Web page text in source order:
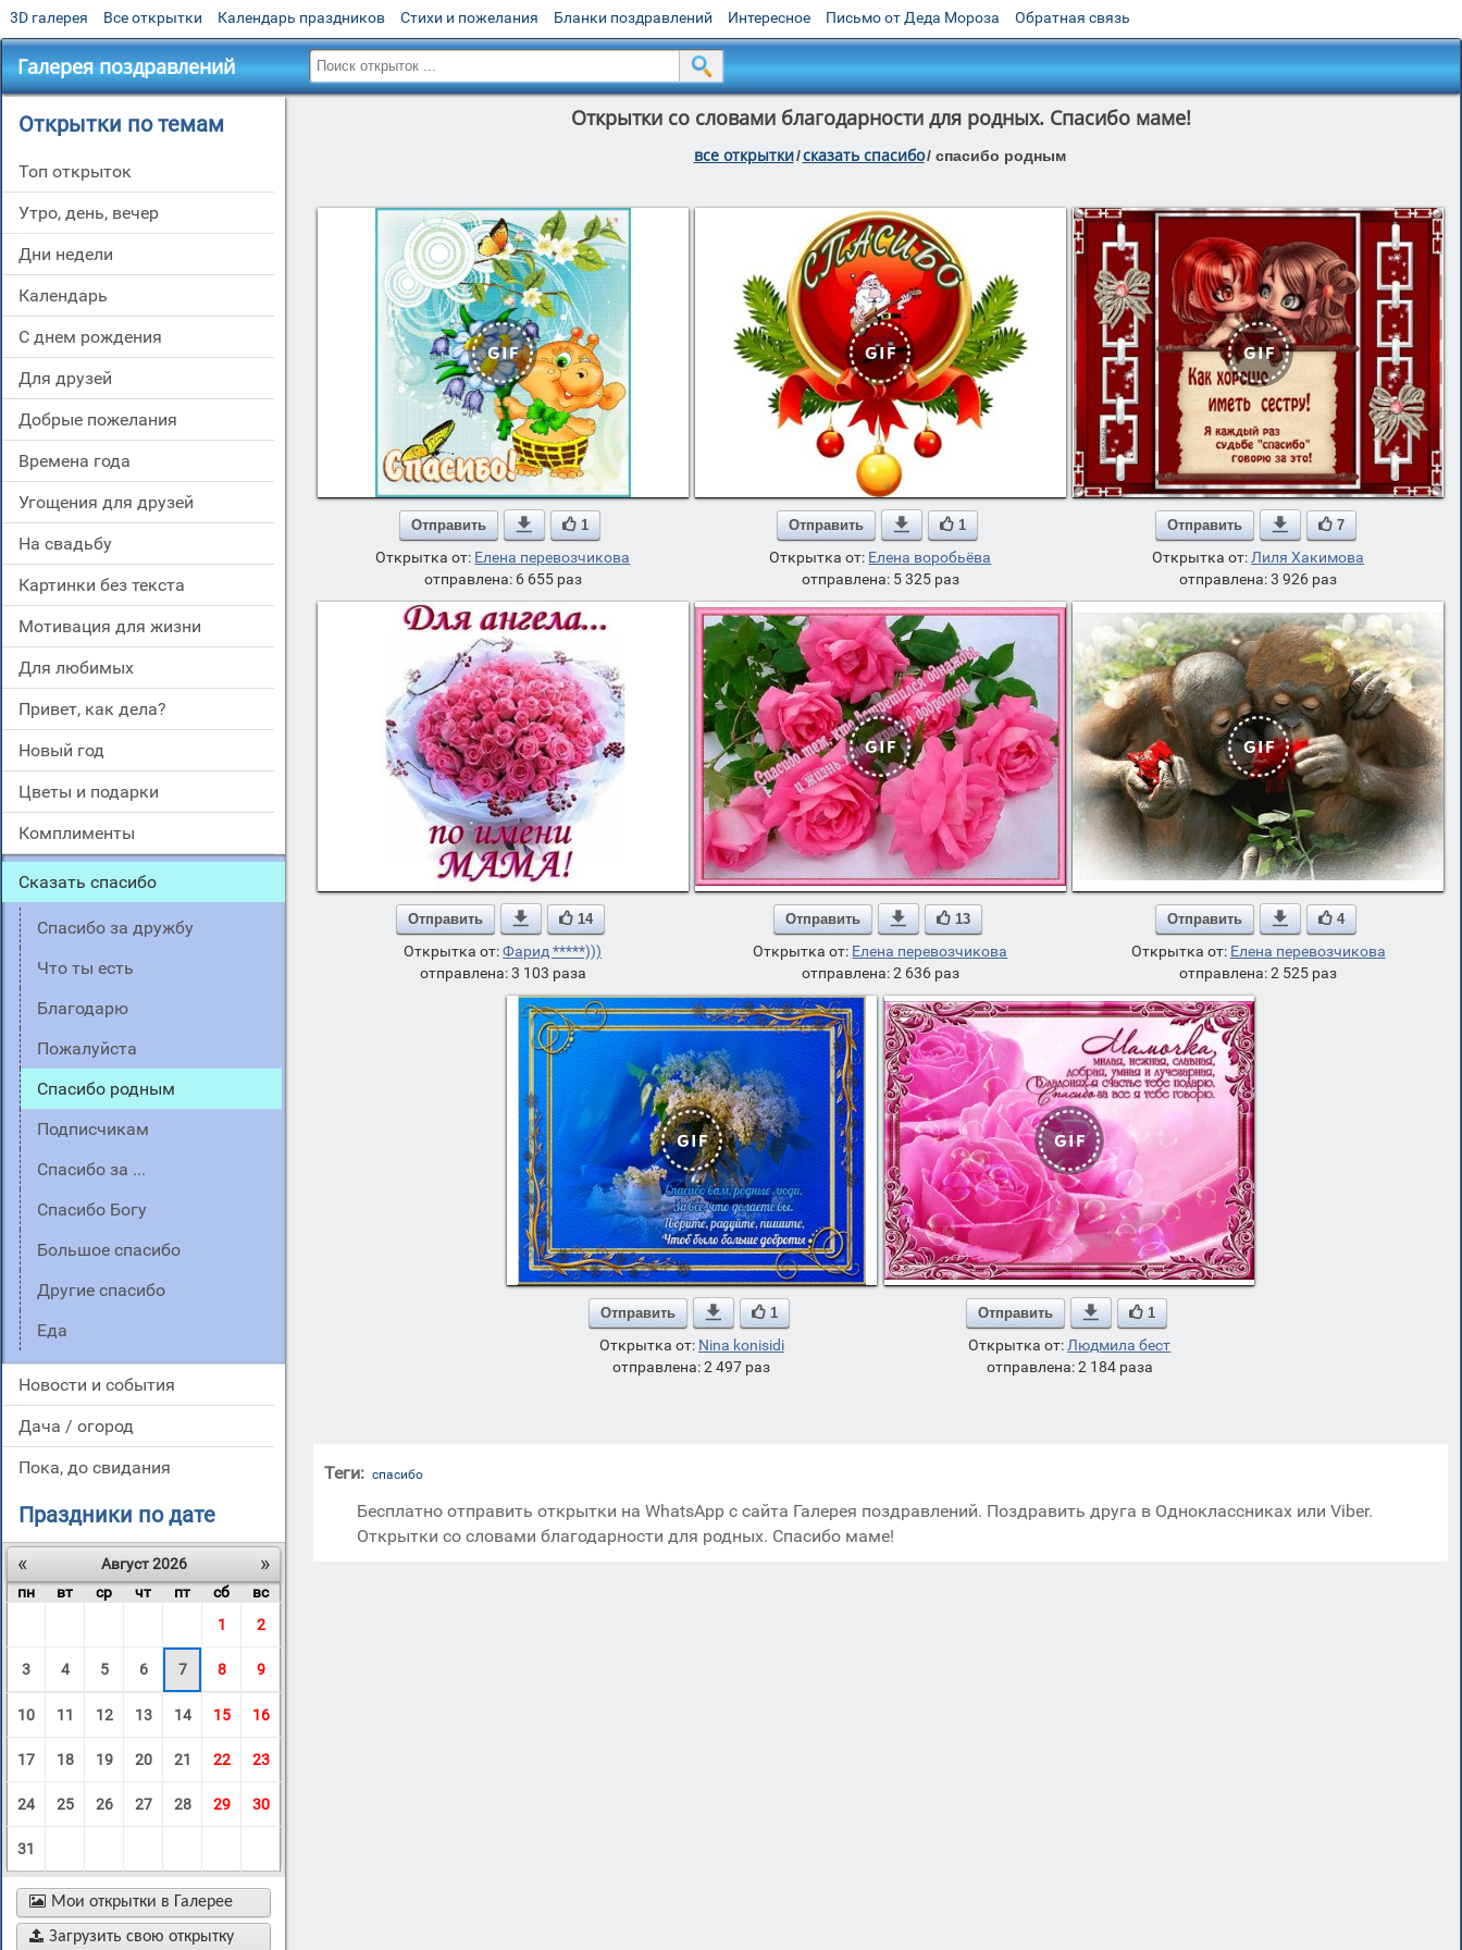
3D галерея Все открытки Календарь праздников Стихи и пожелания Бланки поздравлений Интересное Письмо от Деда Мороза Обратная связь
Галерея поздравлений
Открытки по темам
Топ открыток
утро, день, вечер
дни недели
Календарь
c днем рождения
для друзей
добрые пожелания
времена года
угощения для друзей
на свадьбу
картинки без текста
мотивация для жизни
для любимых
привет, как дела?
новый год
цветы и подарки
комплименты
сказать спасибо
спасибо за дружбу
что ты есть
благодарю
пожалуйста
спасибо родным
подписчикам
спасибо за ...
спасибо Богу
большое спасибо
другие спасибо
еда
новости и события
дача / огород
пока, до свидания
Праздники по дате
«
»
Август 2026
пн
вт ср чт пт сб
вс
1
2
3 4 5 6 7 8 9
10 11 12 13 14 15 16
17 18 19 20 21 22 23
24 25 26 27 28 29 30
31
 Мои открытки в Галерее
 Загрузить свою открытку
Открытки со словами благодарности для родных. Спасибо маме!
все открытки/сказать спасибо/ спасибо родным
Отправить  1
Открытка от: Елена перевозчикова
отправлена: 6 655 раз
Отправить  1
Открытка от: Елена воробьёва
отправлена: 5 325 раз
Отправить  7
Открытка от: Лиля Хакимова
отправлена: 3 926 раз
Отправить  14
Открытка от:Фарид *****)))
отправлена: 3 103 раза
Отправить  13
Открытка от: Елена перевозчикова
отправлена: 2 636 раз
Отправить  4
Открытка от: Елена перевозчикова
отправлена: 2 525 раз
Отправить  1
Открытка от: Nina konisidi
отправлена: 2 497 раз
Отправить  1
Открытка от: Людмила бест
отправлена: 2 184 раза
Теги: спасибо
Бесплатно отправить открытки на WhatsApp с сайта Галерея поздравлений. Поздравить друга в Одноклассниках или Viber.
Открытки со словами благодарности для родных. Спасибо маме!